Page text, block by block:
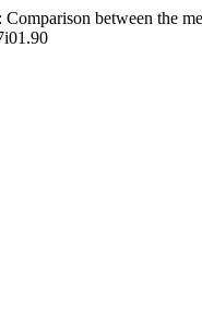
between the